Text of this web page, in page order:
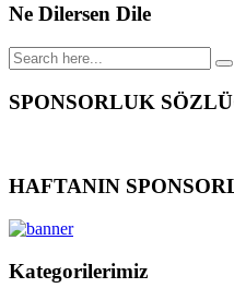
Ne Dilersen Dile
SPONSORLUK
HAFTANIN
Kategorilerimiz